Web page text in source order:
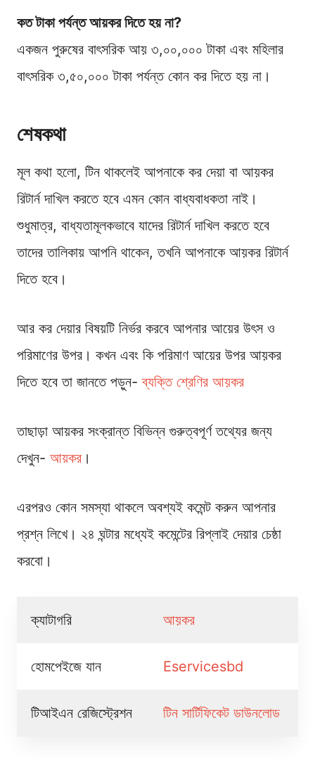
কত টাকা পর্যন্ত আয়কর দিতে হয় না?
একজন পুরুষের বাৎসরিক আয় ৩,০০,০০০ টাকা এবং মহিলার
বাৎসরিক ৩,৫০,০০০ টাকা পর্যন্ত কোন কর দিতে হয় না।
শেষকথা
মূল কথা হলো, টিন থাকলেই আপনাকে কর দেয়া বা আয়কর
রিটার্ন দাখিল করতে হবে এমন কোন বাধ্যবাধকতা নাই।
শুধুমাত্র, বাধ্যতামূলকভাবে যাদের রিটার্ন দাখিল করতে হবে
তাদের তালিকায় আপনি থাকেন, তখনি আপনাকে আয়কর রিটার্ন
দিতে হবে।
আর কর দেয়ার বিষয়টি নির্ভর করবে আপনার আয়ের উৎস ও
পরিমাণের উপর। কখন এবং কি পরিমাণ আয়ের উপর আয়কর
দিতে হবে তা জানতে পড়ুন-ব্যক্তি শ্রেণির আয়কর
তাছাড়া আয়কর সংক্রান্ত বিভিন্ন গুরুত্বপূর্ণ তথ্যের জন্য
দেখুন- আয়কর ।
এরপরও কোন সমস্যা থাকলে অবশ্যই কমেন্ট করুন আপনার
প্রশ্ন লিখে। ২৪ ঘন্টার মধ্যেই কমেন্টের রিপ্লাই দেয়ার চেষ্ঠা
করবো।
ক্যাটাগরি আয়কর
হোমপেইজে যান Eservicesbd
টিআইএন রেজিস্ট্রেশন টিন সার্টিফিকেট ডাউনলোড